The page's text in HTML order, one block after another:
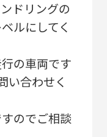
ドリングの
ルにしてく
の車両です
い合わせく
のでご相談